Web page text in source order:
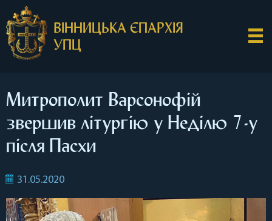
ВІННИЦЬКА ЄПАРХІЯ
УПЦ
Митрополит Варсонофій
звершив літургію у Неділю 7-у
після Пасхи
31.05.2020